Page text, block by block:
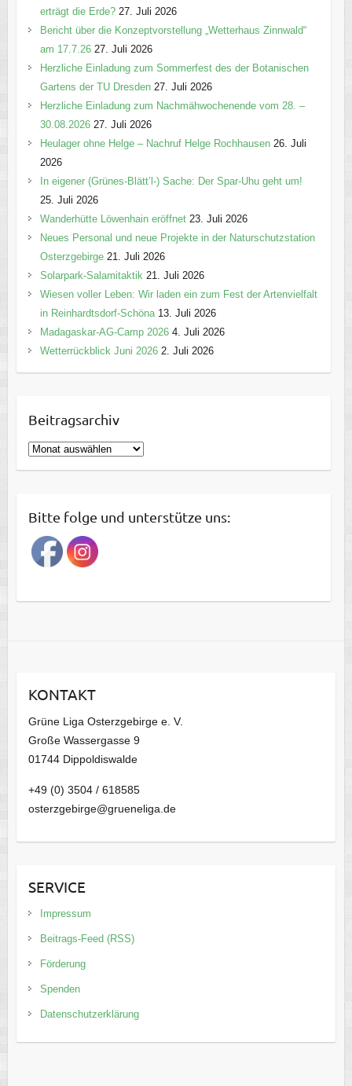
erträgt die Erde? 27. Juli 2026
Bericht über die Konzeptvorstellung „Wetterhaus Zinnwald“
am 17.7.26 27. Juli 2026
Herzliche Einladung zum Sommerfest des der Botanischen
Gartens der TU Dresden 27. Juli 2026
Herzliche Einladung zum Nachmähwochenende vom 28. –
30.08.2026 27. Juli 2026
Heulager ohne Helge – Nachruf Helge Rochhausen 26. Juli
2026
In eigener (Grünes-Blätt’l-) Sache: Der Spar-Uhu geht um!
25. Juli 2026
Wanderhütte Löwenhain eröffnet 23. Juli 2026
Neues Personal und neue Projekte in der Naturschutzstation
Osterzgebirge 21. Juli 2026
Solarpark-Salamitaktik 21. Juli 2026
Wiesen voller Leben: Wir laden ein zum Fest der Artenvielfalt
in Reinhardtsdorf-Schöna 13. Juli 2026
Madagaskar-AG-Camp 2026 4. Juli 2026
Wetterrückblick Juni 2026 2. Juli 2026
Beitragsarchiv
B
e
r
a
g
a
v
Bitte folge und unterstütze uns:
KONTAKT
Grüne Liga Osterzgebirge e. V.
Große Wassergasse 9
01744 Dippoldiswalde
+49 (0) 3504 / 618585
osterzgebirge@grueneliga.de
SERVICE
Impressum
Beitrags-Feed (RSS)
Förderung
Spenden
Datenschutzerklärung